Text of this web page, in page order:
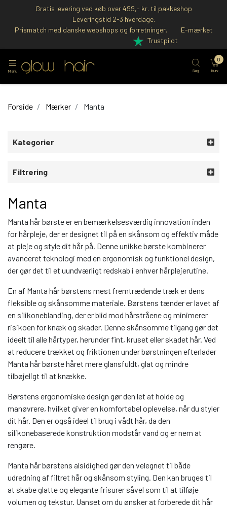
Gratis levering ved køb over 499,- kr. til pakkeshop
Leveringstid 2-3 hverdage.
Prismatch med danske webshops og forretninger.
E-mærket
Trustpilot
Menu Søg Kurv
0
Forside Mærker Manta
Kategorier
Filtrering
Manta
Manta hår børste er en bemærkelsesværdig innovation inden
for hårpleje, der er designet til på en skånsom og effektiv måde
at pleje og style dit hår på. Denne unikke børste kombinerer
avanceret teknologi med en ergonomisk og funktionel design,
der gør det til et uundværligt redskab i enhver hårplejerutine.
En af Manta hår børstens mest fremtrædende træk er dens
fleksible og skånsomme materiale. Børstens tænder er lavet af
en silikoneblanding, der er blid mod hårstråene og minimerer
risikoen for knæk og skader. Denne skånsomme tilgang gør det
ideelt til alle hårtyper, herunder fint, kruset eller skadet hår. Ved
at reducere trækket og friktionen under børstningen efterlader
Manta hår børste håret mere glansfuldt, glat og mindre
tilbøjeligt til at knække.
Børstens ergonomiske design gør den let at holde og
manøvrere, hvilket giver en komfortabel oplevelse, når du styler
dit hår. Den er også ideel til brug i vådt hår, da den
silikonebaserede konstruktion modstår vand og er nem at
rengøre.
Manta hår børstens alsidighed gør den velegnet til både
udredning af filtret hår og skånsom styling. Den kan bruges til
at skabe glatte og elegante frisurer såvel som til at tilføje
volumen og tekstur. Uanset om du ønsker at forberede dit hår